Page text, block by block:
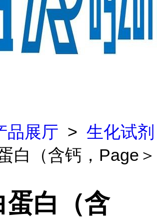
品展厅 > 生化试剂
白（含钙，Page＞
蛋白（含